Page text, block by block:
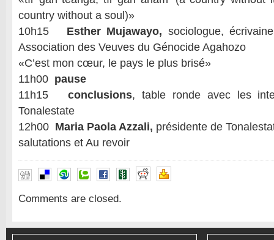
country without a soul)»
10h15 Esther Mujawayo, sociologue,
Association des Veuves du Génocide Agahozo
«C’est mon cœur, le pays le plus brisé»
11h00 pause
11h15conclusions, table ronde avec les
Tonalestate
12h00 Maria Paola Azzali, présidente de
salutations et Au revoir
Comments are closed.